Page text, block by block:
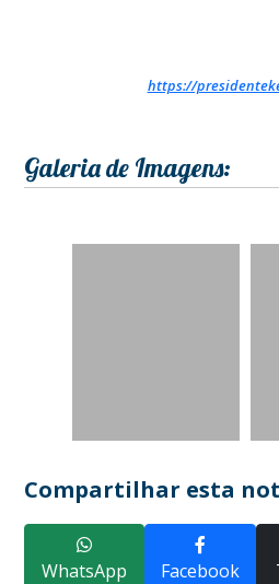
https://
Galeria de Imagens:
Compartilhar esta
WhatsApp Facebook